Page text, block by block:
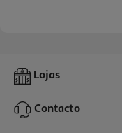
Lojas
Contacto